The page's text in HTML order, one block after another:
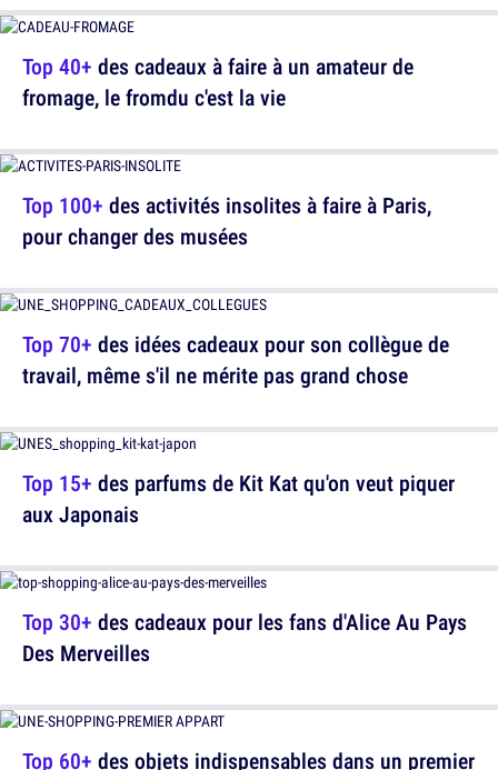
Top 40+ des cadeaux à faire à un amateur de
fromage, le fromdu c'est la vie
Top 70+ des idées cadeaux pour son collègue de
travail, même s'il ne mérite pas grand chose
Top 30+ des cadeaux pour les fans d'Alice Au Pays
Des Merveilles
Top 100+ des activités insolites à faire à Paris,
pour changer des musées
Top 15+ des parfums de Kit Kat qu'on veut piquer
aux Japonais
Top 60+ des objets indispensables dans un premier